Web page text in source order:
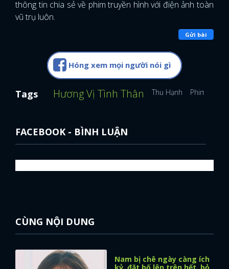
thông tin chia sẻ về phim truyền hình với điện ảnh toàn
vũ trụ luôn.
Gửi bài
Hóng xem mọi người nói gì
Tags Hương Vị Tình Thân Thu Hạnh Phim Việt
FACEBOOK - BÌNH LUẬN
CÙNG NỘI DUNG
Nam bị chê ngày càng ích